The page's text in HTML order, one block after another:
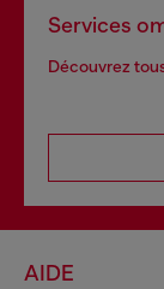
Services
Découvrez
AIDE